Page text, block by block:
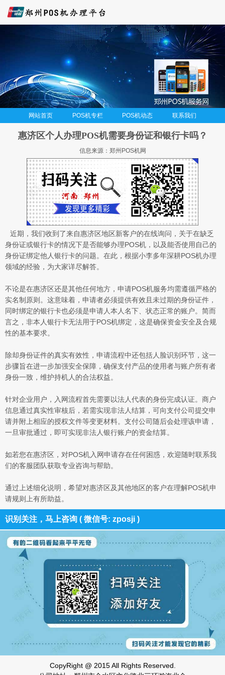
网站首页 POS机专栏 POS机动态 联系我们
惠济区个人办理POS机需要身份证和银行卡吗？
信息来源：郑州POS机网
近期，我们收到了来自惠济区地区新客户的在线询问，关于在缺乏
身份证或银行卡的情况下是否能够办理POS机，以及能否使用自己的
身份证绑定他人银行卡的问题。在此，根据小李多年深耕POS机办理
领域的经验，为大家详尽解答。
不论是在惠济区还是其他任何地方，申请POS机服务均需遵循严格的
实名制原则。这意味着，申请者必须提供有效且未过期的身份证件，
同时绑定的银行卡也必须是申请人本人名下、状态正常的账户。简而
言之，非本人银行卡无法用于POS机绑定，这是确保资金安全及合规
性的基本要求。
除却身份证件的真实有效性，申请流程中还包括人脸识别环节，这一
步骤旨在进一步加强安全保障，确保支付产品的使用者与账户所有者
身份一致，维护持机人的合法权益。
针对企业用户，入网流程首先需要以法人代表的身份完成认证。商户
信息通过真实性审核后，若需实现非法人结算，可向支付公司提交申
请并附上相应的授权文件等变更材料。支付公司随后会处理该申请，
一旦审批通过，即可实现非法人银行账户的资金结算。
如若您在惠济区，对POS机入网申请存在任何困惑，欢迎随时联系我
们的客服团队获取专业咨询与帮助。
通过上述细化说明，希望对惠济区及其他地区的客户在理解POS机申
请规则上有所助益。
识别关注，马上咨询 ( 微信号: zposji )
CopyRight @ 2015 All Rights Reserved.